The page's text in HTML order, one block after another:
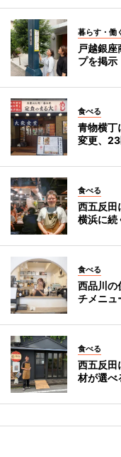
暮らす・働
戸越銀
プを掲
食べる
青物横
変更、
食べる
西五反田
横浜に続
食べる
西品川
チメニュ
食べる
西五反
材が選べ